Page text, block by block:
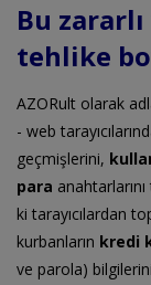
Bu
tehlike
AZORult olarak
- web
geçmişlerini,
para
ki tarayıcılardan
kurbanların kredi
ve parola)